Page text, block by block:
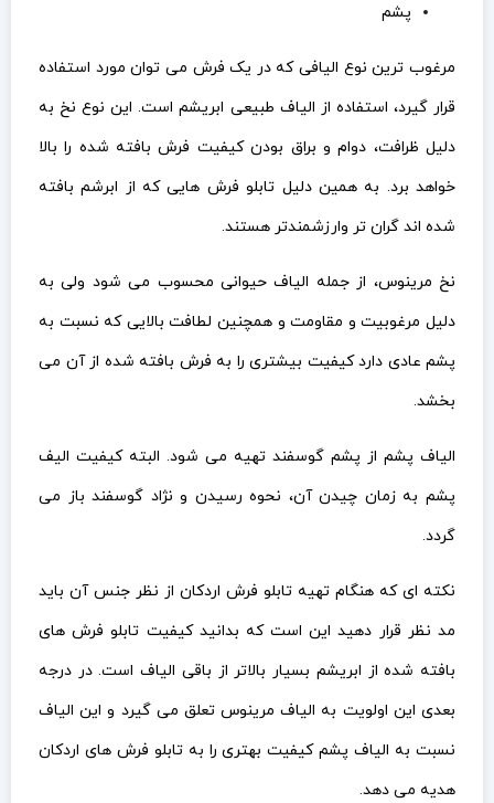
پشم
مرغوب ترین نوع الیافی که در یک فرش می توان مورد استفاده
قرار گیرد، استفاده از الیاف طبیعی ابریشم است. این نوع نخ به
دلیل ظرافت، دوام و براق بودن کیفیت فرش بافته شده را بالا
خواهد برد. به همین دلیل تابلو فرش هایی که از ابرشم بافته
شده اند گران تر وارزشمندتر هستند.
نخ مرینوس، از جمله الیاف حیوانی محسوب می شود ولی به
دلیل مرغوبیت و مقاومت و همچنین لطافت بالایی که نسبت به
پشم عادی دارد کیفیت بیشتری را به فرش بافته شده از آن می
بخشد.
الیاف پشم از پشم گوسفند تهیه می شود. البته کیفیت الیف
پشم به زمان چیدن آن، نحوه رسیدن و نژاد گوسفند باز می
گردد.
نکته ای که هنگام تهیه تابلو فرش اردکان از نظر جنس آن باید
مد نظر قرار دهید این است که بدانید کیفیت تابلو فرش های
بافته شده از ابریشم بسیار بالاتر از باقی الیاف است. در درجه
بعدی این اولویت به الیاف مرینوس تعلق می گیرد و این الیاف
نسبت به الیاف پشم کیفیت بهتری را به تابلو فرش های اردکان
هدیه می دهد.